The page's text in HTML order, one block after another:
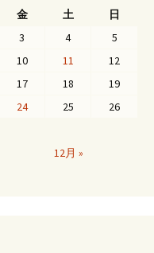
金 土 日
12月 »
3 4
5
10 11
12
17 18
19
24 25
26